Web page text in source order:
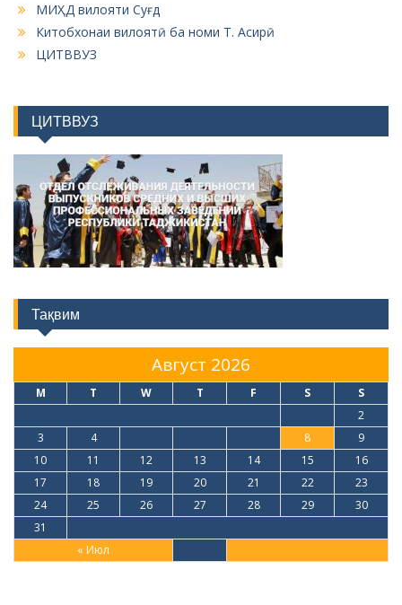
МИҲД вилояти Суғд
Китобхонаи вилоятӣ ба номи Т. Асирӣ
ЦИТВВУЗ
ЦИТВВУЗ
Тақвим
Август 2026
M T W T F S S
« Июл
2
3
4 8
9
10
11 12 13 14 15
16
17
18 19 20 21 22
23
24
25 26 27 28 29
30
31